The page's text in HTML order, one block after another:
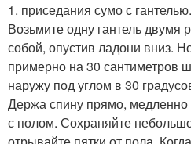
1. приседания сумо с гантелью.
Возьмите одну гантель двумя
собой, опустив ладони вниз.
примерно на 30 сантиметров
наружу под углом в 30
Держа спину прямо, медленно
с полом. Сохраняйте